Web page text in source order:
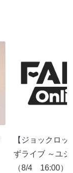
【ジョックロ
ずライブ ～ユ
（8/4 16:00）